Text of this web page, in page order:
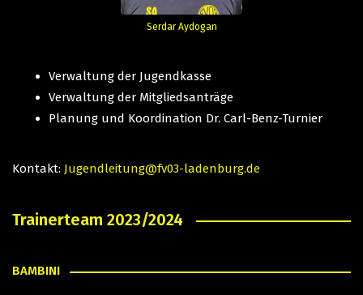
Serdar Aydogan
Verwaltung der Jugendkasse
Verwaltung der Mitgliedsanträge
Planung und Koordination Dr. Carl-Benz-Turnier
Kontakt: Jugendleitung@fv03-ladenburg.de
Trainerteam 2023/2024
BAMBINI